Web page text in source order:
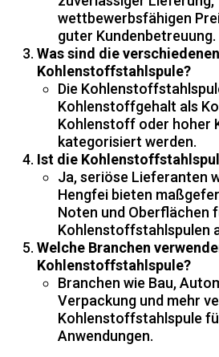
wettbewerbsfähigen
guter Kundenbetreuung.
Was sind die
Kohlenstoffstahlspule?
Die
Kohlenstoffgehalt als
Kohlenstoff oder hoher
kategorisiert werden.
Ist die
Ja, seriöse Lieferanten
Hengfei bieten
Noten und Oberflächen
Kohlenstoffstahlspulen
Welche Branchen
Kohlenstoffstahlspule?
Branchen wie Bau,
Verpackung und mehr
Kohlenstoffstahlspule
Anwendungen.